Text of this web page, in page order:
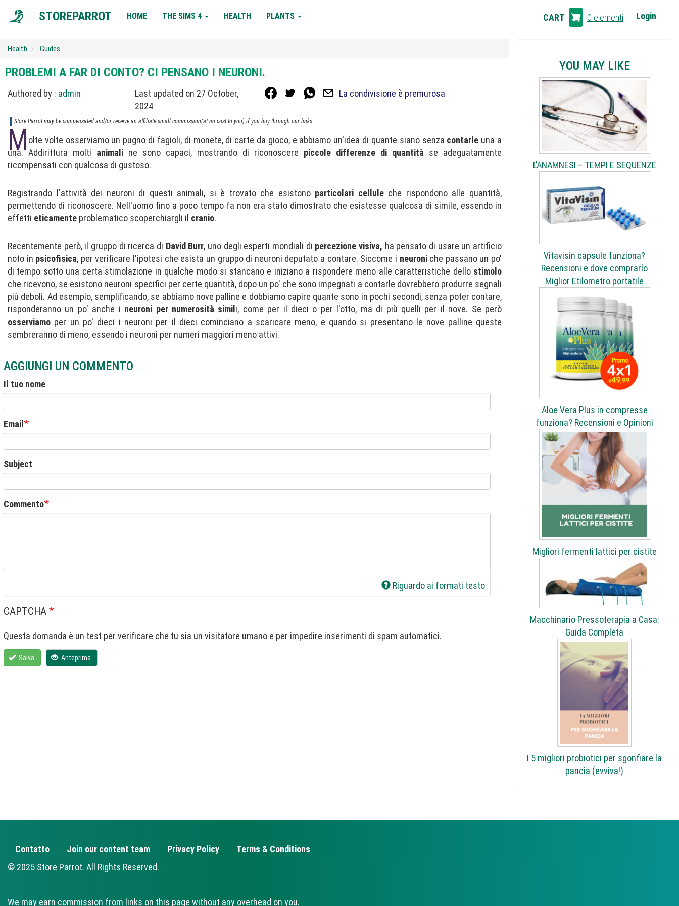
STOREPARROT
NAVIGATION
HOME THE SIMS 4 HEALTH PLANTS
CART
Login
CART 0 elementi
Health Guides
PROBLEMI A FAR DI CONTO? CI PENSANO I NEURONI.
Authored by : admin
Last updated on 27 October,
2024
La condivisione è premurosa
Store Parrot may be compensated and/or receive an affiliate small commission(at no cost to you) if you buy through our links.
M olte volte osserviamo un pugno di fagioli, di monete, di carte da gioco, e abbiamo un'idea di quante siano senza contarle una a
una. Addirittura molti animali ne sono capaci, mostrando di riconoscere piccole differenze di quantità se adeguatamente
ricompensati con qualcosa di gustoso.
Registrando l'attività dei neuroni di questi animali, si è trovato che esistono particolari celluleche rispondono alle quantità,
permettendo di riconoscere. Nell'uomo fino a poco tempo fa non era stato dimostrato che esistesse qualcosa di simile, essendo in
effetti eticamente problematico scoperchiargli il cranio.
Recentemente però, il gruppo di ricerca di David Burr, uno degli esperti mondiali di percezione visiva, ha pensato di usare un artificio
noto in psicofisica, per verificare l'ipotesi che esista un gruppo di neuroni deputato a contare. Siccome i neuroniche passano un po'
di tempo sotto una certa stimolazione in qualche modo si stancano e iniziano a rispondere meno alle caratteristiche dello stimolo
che ricevono, se esistono neuroni specifici per certe quantità, dopo un po' che sono impegnati a contarle dovrebbero produrre segnali
più deboli. Ad esempio, semplificando, se abbiamo nove palline e dobbiamo capire quante sono in pochi secondi, senza poter contare,
risponderanno un po' anche i neuroni per numerosità simil i, come per il dieci o per l'otto, ma di più quelli per il nove. Se però
osserviamo per un po' dieci i neuroni per il dieci cominciano a scaricare meno, e quando si presentano le nove palline queste
sembreranno di meno, essendo i neuroni per numeri maggiori meno attivi.
AGGIUNGI UN COMMENTO
Il tuo nome
Email
Subject
Commento
Riguardo ai formati testo
CAPTCHA
Questa domanda è un test per verificare che tu sia un visitatore umano e per impedire inserimenti di spam automatici.
Salva Anteprima
YOU MAY LIKE
L’ANAMNESI – TEMPI E SEQUENZE
Vitavisin capsule funziona?
Recensioni e dove comprarlo
Miglior Etilometro portatile
Aloe Vera Plus in compresse
funziona? Recensioni e Opinioni
Migliori fermenti lattici per cistite
Macchinario Pressoterapia a Casa:
Guida Completa
I 5 migliori probiotici per sgonfiare la
pancia (evviva!)
FOOTER
Contatto Join our content team Privacy Policy
Terms & Conditions
© 2025 Store Parrot. All Rights Reserved.
We may earn commission from links on this page without any overhead on you.